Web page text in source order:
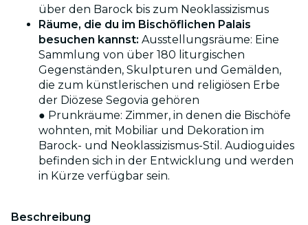
über den Barock bis zum Neoklassizismus
Räume, die du im Bischöflichen Palais
besuchen kannst: Ausstellungsräume: Eine
Sammlung von über 180 liturgischen
Gegenständen, Skulpturen und Gemälden,
die zum künstlerischen und religiösen Erbe
der Diözese Segovia gehören
● Prunkräume: Zimmer, in denen die Bischöfe
wohnten, mit Mobiliar und Dekoration im
Barock- und Neoklassizismus-Stil. Audioguides
befinden sich in der Entwicklung und werden
in Kürze verfügbar sein.
Beschreibung